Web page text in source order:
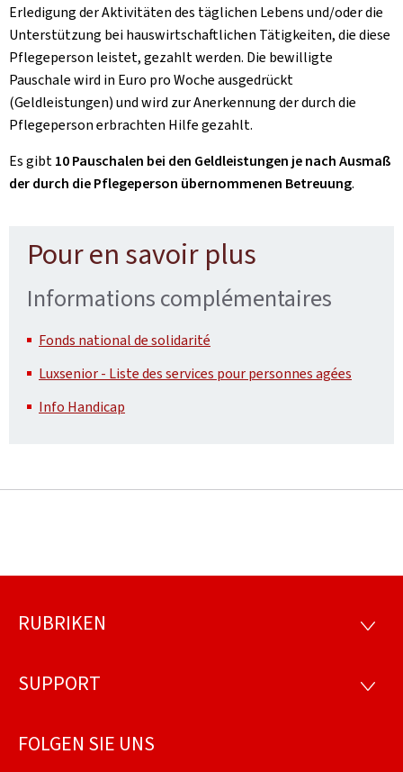
Erledigung der Aktivitäten des täglichen Lebens und/oder die
Unterstützung bei hauswirtschaftlichen Tätigkeiten, die diese
Pflegeperson leistet, gezahlt werden. Die bewilligte
Pauschale wird in Euro pro Woche ausgedrückt
(Geldleistungen) und wird zur Anerkennung der durch die
Pflegeperson erbrachten Hilfe gezahlt.
Es gibt10 Pauschalen bei den Geldleistungen je nach Ausmaß
der durch die Pflegeperson übernommenen Betreuung.
Pour en savoir plus
Informations complémentaires
Fonds national de solidarité
Luxsenior - Liste des services pour personnes agées
Info Handicap
Footer
RUBRIKEN
SUPPORT
FOLGEN SIE UNS